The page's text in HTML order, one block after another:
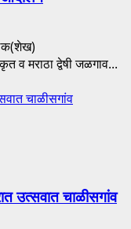
व मराठा द्वेषी जळगाव...
चाळीसगांव
उत्सवात चाळीसगांव